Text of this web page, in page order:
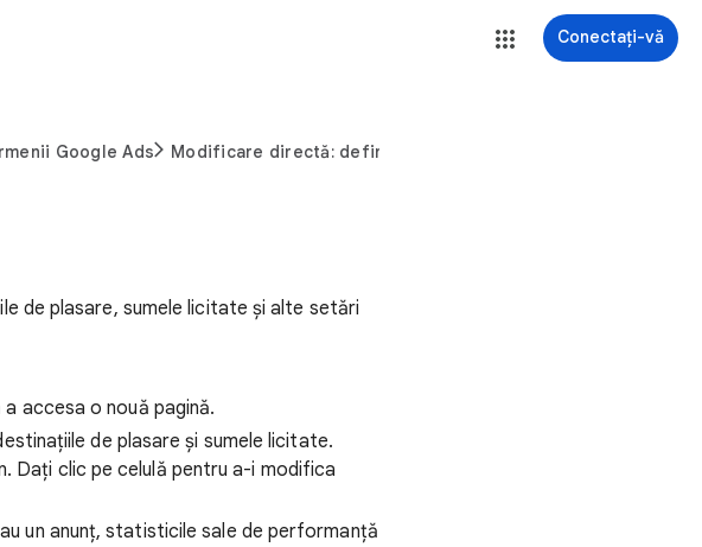
Conectați-vă
Google Ads Modificare directă: definiție
de plasare, sumele licitate și alte setări
accesa o nouă pagină.
de plasare și sumele licitate.
Dați clic pe celulă pentru a-i modifica
un anunț, statisticile sale de performanță